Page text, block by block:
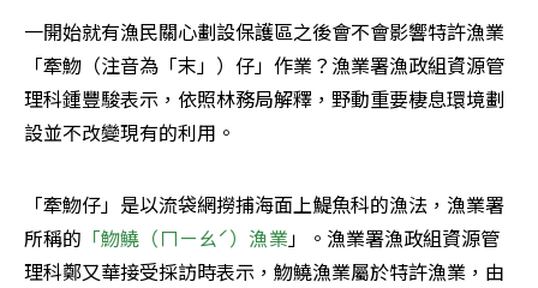
一開始就有漁民關心劃設保護區之後會不會影響特許漁業
「牽魩（注音為「末」）仔」作業？漁業署漁政組資源管
理科鍾豐駿表示，依照林務局解釋，野動重要棲息環境劃
設並不改變現有的利用。
「牽魩仔」是以流袋網撈捕海面上鯷魚科的漁法，漁業署
所稱的 「魩鱙（ㄇㄧㄠˊ）漁業」。漁業署漁政組資源管
理科鄭又華接受採訪時表示，魩鱙漁業屬於特許漁業，由